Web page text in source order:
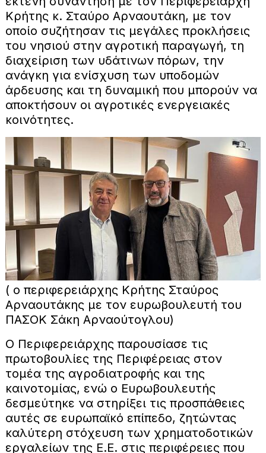
Κρήτης κ. Σταύρο Αρναουτάκη, με τον
οποίο συζήτησαν τις μεγάλες προκλήσεις
του νησιού στην αγροτική παραγωγή, τη
διαχείριση των υδάτινων πόρων, την
ανάγκη για ενίσχυση των υποδομών
άρδευσης και τη δυναμική που μπορούν να
αποκτήσουν οι αγροτικές ενεργειακές
κοινότητες.
( ο περιφερειάρχης Κρήτης Σταύρος
Αρναουτάκης με τον ευρωβουλευτή του
ΠΑΣΟΚ Σάκη Αρναούτογλου)
Ο Περιφερειάρχης παρουσίασε τις
πρωτοβουλίες της Περιφέρειας στον
τομέα της αγροδιατροφής και της
καινοτομίας, ενώ ο Ευρωβουλευτής
δεσμεύτηκε να στηρίξει τις προσπάθειες
αυτές σε ευρωπαϊκό επίπεδο, ζητώντας
καλύτερη στόχευση των χρηματοδοτικών
εργαλείων της Ε.Ε. στις περιφέρειες που